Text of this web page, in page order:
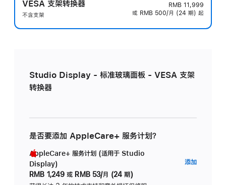
VESA 支架转换器
不含支架
RMB 11,999
或 RMB 500/月 (24 期) 起
Studio Display - 标准玻璃面板 - VESA 支架
转换器
是否要添加 AppleCare+ 服务计划？
AppleCare+ 服务计划 (适用于 Studio
Display)
RMB 1,249 或 RMB 53/月 (24 期)
添加